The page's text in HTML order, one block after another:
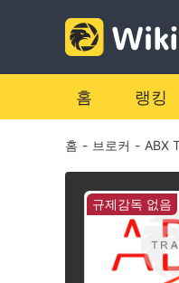
홈 랭킹
홈 - 브로커 - ABX
규제감독 없음
0
1
2
3
4